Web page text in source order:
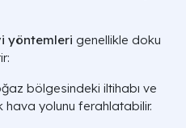
yöntemleri genellikle doku
bölgesindeki iltihabı ve
yolunu ferahlatabilir.